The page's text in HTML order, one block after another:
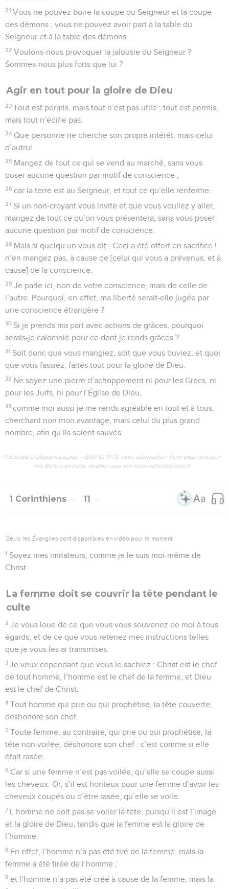
21 Vous ne pouvez boire la coupe du Seigneur et la coupe
des démons ; vous ne pouvez avoir part à la table du
Seigneur et à la table des démons.
22 Voulons-nous provoquer la jalousie du Seigneur ?
Sommes-nous plus forts que lui ?
Agir en tout pour la gloire de Dieu
23 Tout est permis, mais tout n’est pas utile ; tout est permis,
mais tout n’édifie pas.
24 Que personne ne cherche son propre intérêt, mais celui
d’autrui.
25 Mangez de tout ce qui se vend au marché, sans vous
poser aucune question par motif de conscience ;
26 car la terre est au Seigneur, et tout ce qu’elle renferme.
27 Si un non-croyant vous invite et que vous vouliez y aller,
mangez de tout ce qu’on vous présentera, sans vous poser
aucune question par motif de conscience.
28 Mais si quelqu’un vous dit : Ceci a été offert en sacrifice !
n’en mangez pas, à cause de [celui qui vous a prévenus, et à
cause] de la conscience.
29 Je parle ici, non de votre conscience, mais de celle de
l’autre. Pourquoi, en effet, ma liberté serait-elle jugée par
une conscience étrangère ?
30 Si je prends ma part avec actions de grâces, pourquoi
serais-je calomnié pour ce dont je rends grâces ?
31 Soit donc que vous mangiez, soit que vous buviez, et quoi
que vous fassiez, faites tout pour la gloire de Dieu.
32 Ne soyez une pierre d’achoppement ni pour les Grecs, ni
pour les Juifs, ni pour l’Église de Dieu,
33 comme moi aussi je me rends agréable en tout et à tous,
cherchant non mon avantage, mais celui du plus grand
nombre, afin qu’ils soient sauvés.
© Société biblique française – Bibli’O, 1978, avec autorisation. Pour vous procurer
une Bible imprimée, rendez-vous sur www.editionsbiblio.fr
1 Corinthiens 11
Seuls les Évangiles sont disponibles en vidéo pour le moment.
1 Soyez mes imitateurs, comme je le suis moi-même de
Christ.
La femme doit se couvrir la tête pendant le
culte
2 Je vous loue de ce que vous vous souvenez de moi à tous
égards, et de ce que vous retenez mes instructions telles
que je vous les ai transmises.
3 Je veux cependant que vous le sachiez : Christ est le chef
de tout homme, l’homme est le chef de la femme, et Dieu
est le chef de Christ.
4 Tout homme qui prie ou qui prophétise, la tête couverte,
déshonore son chef.
5 Toute femme, au contraire, qui prie ou qui prophétise, la
tête non voilée, déshonore son chef : c’est comme si elle
était rasée.
6 Car si une femme n’est pas voilée, qu’elle se coupe aussi
les cheveux. Or, s’il est honteux pour une femme d’avoir les
cheveux coupés ou d’être rasée, qu’elle se voile.
7 L’homme ne doit pas se voiler la tête, puisqu’il est l’image
et la gloire de Dieu, tandis que la femme est la gloire de
l’homme.
8 En effet, l’homme n’a pas été tiré de la femme, mais la
femme a été tirée de l’homme ;
9 et l’homme n’a pas été créé à cause de la femme, mais la